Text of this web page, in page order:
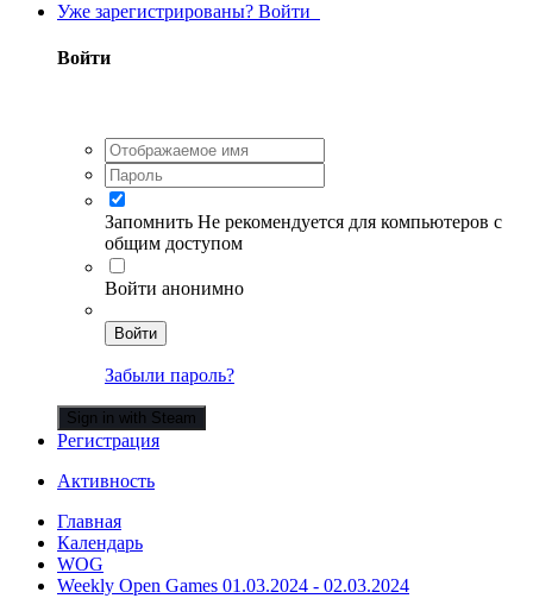
Уже зарегистрированы? Войти
Войти
Запомнить Не рекомендуется для компьютеров с
общим доступом
Войти анонимно
Войти
Забыли пароль?
Sign in with Steam
Регистрация
Активность
Главная
Календарь
WOG
Weekly Open Games 01.03.2024 - 02.03.2024